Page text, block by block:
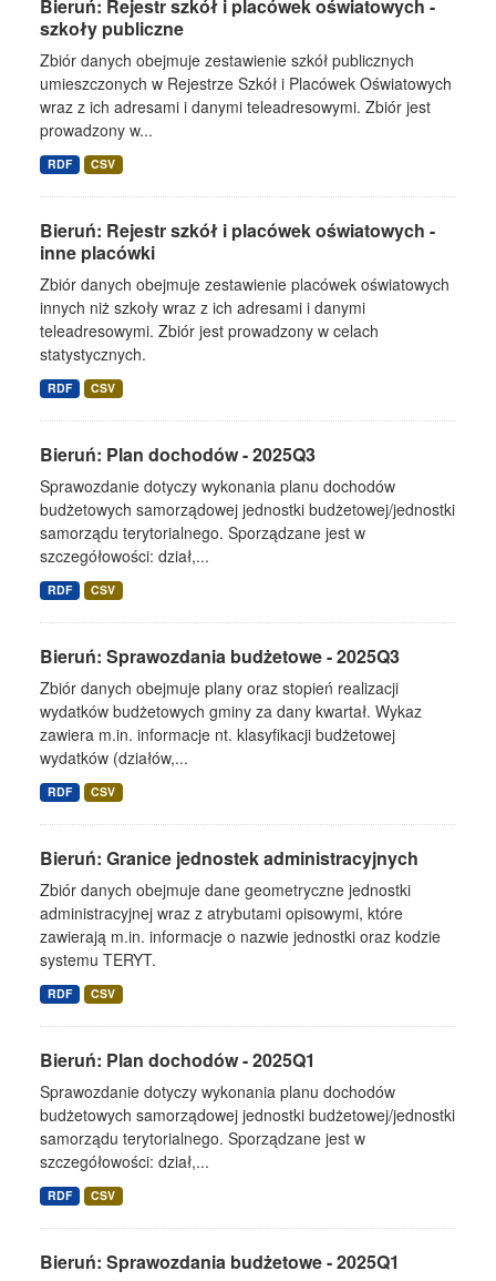
Bieruń: Rejestr szkół i placówek oświatowych -
szkoły publiczne
Zbiór danych obejmuje zestawienie szkół publicznych
umieszczonych w Rejestrze Szkół i Placówek Oświatowych
wraz z ich adresami i danymi teleadresowymi. Zbiór jest
prowadzony w...
RDF CSV
Bieruń: Rejestr szkół i placówek oświatowych -
inne placówki
Zbiór danych obejmuje zestawienie placówek oświatowych
innych niż szkoły wraz z ich adresami i danymi
teleadresowymi. Zbiór jest prowadzony w celach
statystycznych.
RDF CSV
Bieruń: Plan dochodów - 2025Q3
Sprawozdanie dotyczy wykonania planu dochodów
budżetowych samorządowej jednostki budżetowej/jednostki
samorządu terytorialnego. Sporządzane jest w
szczegółowości: dział,...
RDF CSV
Bieruń: Sprawozdania budżetowe - 2025Q3
Zbiór danych obejmuje plany oraz stopień realizacji
wydatków budżetowych gminy za dany kwartał. Wykaz
zawiera m.in. informacje nt. klasyfikacji budżetowej
wydatków (działów,...
RDF CSV
Bieruń: Granice jednostek administracyjnych
Zbiór danych obejmuje dane geometryczne jednostki
administracyjnej wraz z atrybutami opisowymi, które
zawierają m.in. informacje o nazwie jednostki oraz kodzie
systemu TERYT.
RDF CSV
Bieruń: Plan dochodów - 2025Q1
Sprawozdanie dotyczy wykonania planu dochodów
budżetowych samorządowej jednostki budżetowej/jednostki
samorządu terytorialnego. Sporządzane jest w
szczegółowości: dział,...
RDF CSV
Bieruń: Sprawozdania budżetowe - 2025Q1